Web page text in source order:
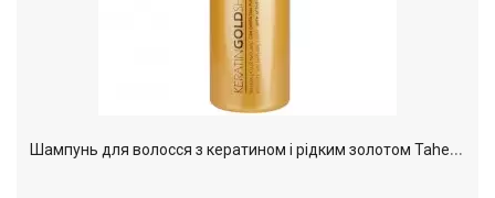
Ш
ампунь для волосся з кератином і рідким золотом Tahe Botanic Gold Keratin Shampoo, 1000 мл